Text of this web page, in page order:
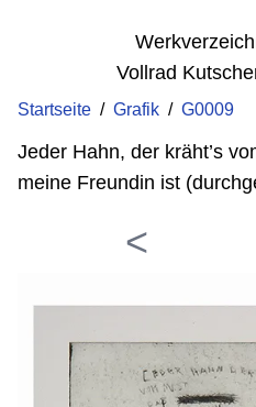
Vollrad
Startseite / Grafik / G0009
Jeder Hahn, der kräht’s
meine Freundin ist
<